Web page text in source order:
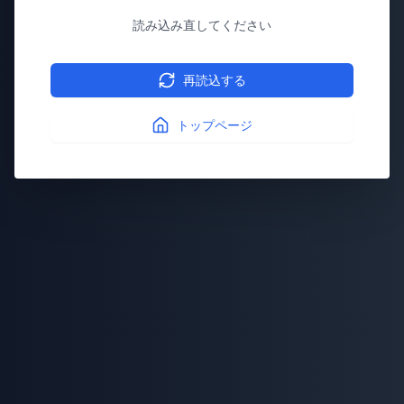
読み込み直してください
再読込する
トップページ